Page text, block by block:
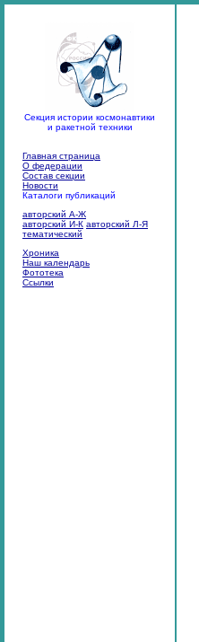
Секция истории космонавтики
и ракетной техники
Главная страница
О федерации
Состав секции
Новости
Каталоги публикаций
авторский А-Ж
авторский И-К авторский Л-Я
тематический
Хроника
Наш календарь
Фототека
Ссылки